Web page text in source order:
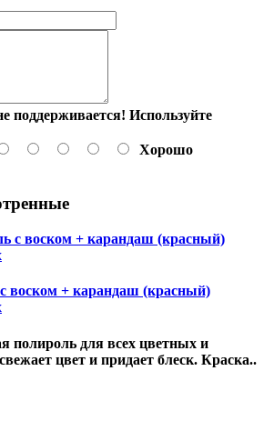
поддерживается! Используйте
Хорошо
воском + карандаш (красный)
полироль для всех цветных и
цвет и придает блеск. Краска..